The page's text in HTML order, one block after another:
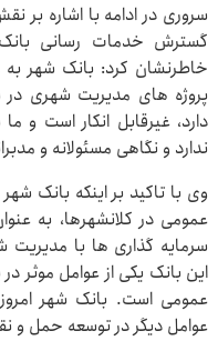
سروری در ادامه با اشاره
گسترش خدمات رسانی
خاطرنشان کرد: بانک شهر به
پروژه های مدیریت شهری
دارد، غیرقابل انکار است و
ندارد و نگاهی مسئولانه و
وی با تاکید بر اینکه بانک
عمومی در کلانشهرها، به
سرمایه گذاری ها با
این بانک یکی از عوامل
عمومی است. بانک شهر امروز
عوامل دیگر در توسعه حمل